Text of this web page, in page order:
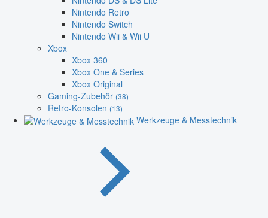
Nintendo Retro
Nintendo Switch
Nintendo Wii & Wii U
Xbox
Xbox 360
Xbox One & Series
Xbox Original
Gaming-Zubehör (38)
Retro-Konsolen (13)
Werkzeuge & Messtechnik